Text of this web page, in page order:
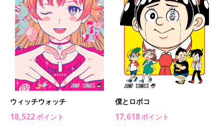
ウィッチウォッチ
18,522ポイント
僕とロボコ
17,618ポイント